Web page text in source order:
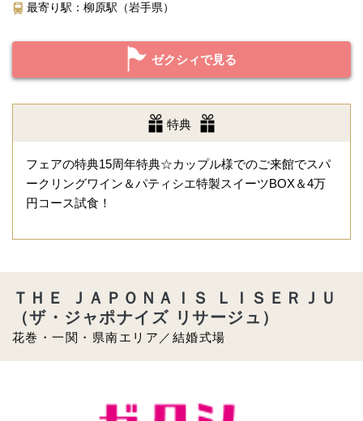
最寄り駅：柳原駅（岩手県）
ゼクシィで見る
特典
フェアの特典15周年特典☆カップル様でのご来館でスパ
ークリングワイン＆パティシエ特製スイーツBOX＆4万
円コース試食！
花巻・一関・県南エリア／結婚式場
ＴＨＥ ＪＡＰＯＮＡＩＳ ＬＩＳＥＲＪＵ
（ザ・ジャポナイズ リサージュ）